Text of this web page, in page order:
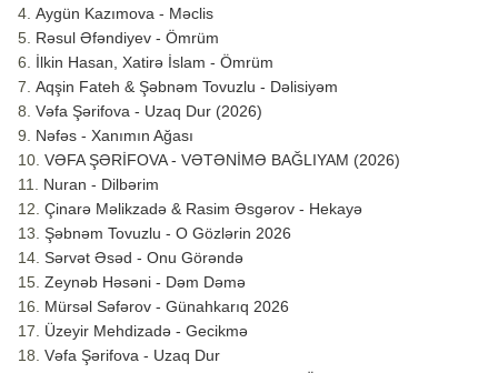
Aygün Kazımova - Məclis
Rəsul Əfəndiyev - Ömrüm
İlkin Hasan, Xatirə İslam - Ömrüm
Aqşin Fateh & Şəbnəm Tovuzlu - Dəlisiyəm
Vəfa Şərifova - Uzaq Dur (2026)
Nəfəs - Xanımın Ağası
VƏFA ŞƏRİFOVA - VƏTƏNİMƏ BAĞLIYAM (2026)
Nuran - Dilbərim
Çinarə Məlikzadə & Rasim Əsgərov - Hekayə
Şəbnəm Tovuzlu - O Gözlərin 2026
Sərvət Əsəd - Onu Görəndə
Zeynəb Həsəni - Dəm Dəmə
Mürsəl Səfərov - Günahkarıq 2026
Üzeyir Mehdizadə - Gecikmə
Vəfa Şərifova - Uzaq Dur